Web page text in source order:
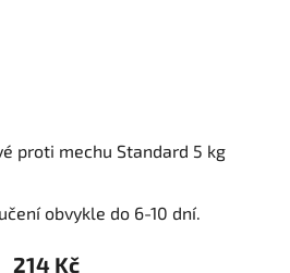
proti mechu Standard 5 kg
obvykle do 6-10 dní.
214 Kč